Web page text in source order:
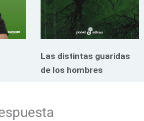
Las distintas guaridas
de los hombres